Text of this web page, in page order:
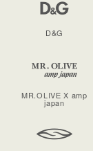
D&G
MR.OLIVE X amp
japan